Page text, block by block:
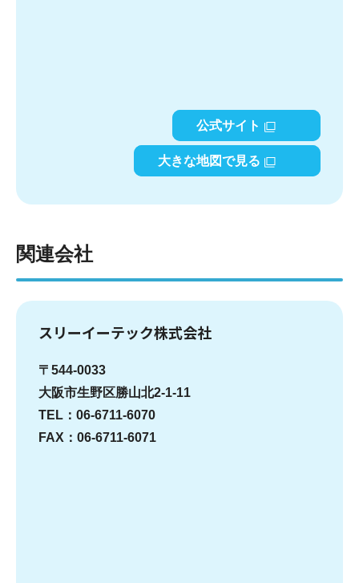
公式サイト
大きな地図で見る
関連会社
スリーイーテック株式会社
〒544-0033
大阪市生野区勝山北2-1-11
TEL：06-6711-6070
FAX：06-6711-6071